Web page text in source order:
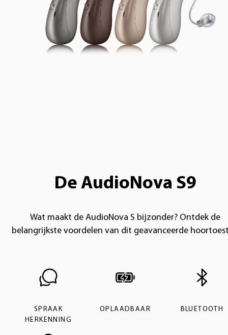
De AudioNova S9
Wat maakt de AudioNova S bijzonder? Ontdek de
belangrijkste voordelen van dit geavanceerde
SPRAAK
HERKENNING
OPLAADBAAR BLUETOOTH